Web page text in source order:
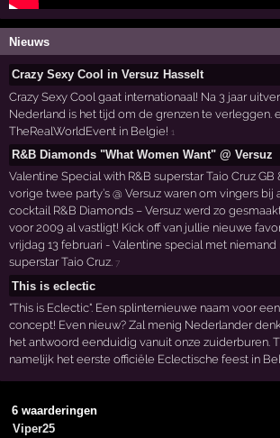
Nieuws
Crazy Sexy Cool in Versuz Hasselt
Crazy Sexy Cool gaat internationaal! Na 3 jaar
Nederland is het tijd om de grenzen te verleggen.
TheRealWorldEvent in Belgie!1
R&B Diamonds "What Women Want" @ Versuz
Valentine Special with R&B superstar Taio Cruz GB
vorige twee party’s @ Versuz waren om vingers bij
cocktail R&B Diamonds – Versuz werd zo
voor 2009 al vastligt! Kick off van jullie nieuwe
vrijdag 13 februari - Valentine special met niemand
superstar Taio Cruz.7
This is eclectic
"This is Eclectic". Een splinternieuwe naam voor
concept! Even nieuw? Zal menig Nederlander
het antwoord eenduidig vanuit onze zuiderburen.
namelijk het eerste officiële Eclectische feest in
6 waarderingen
Viper25